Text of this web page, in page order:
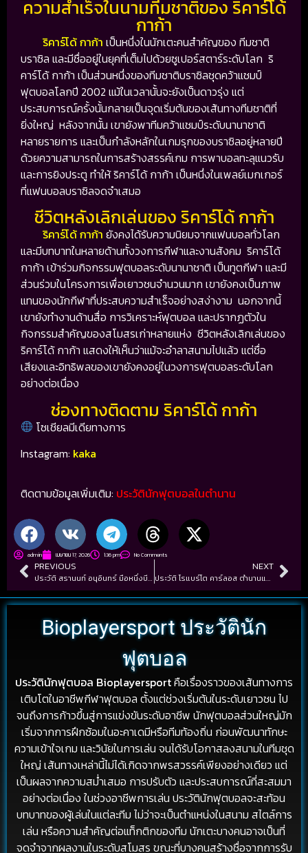
ความสำเร็จในนามทีมชาติของ ริคาร์โด้
กาก้า
ริคาร์โด้ กาก้า เป็นหนึ่งในนักเตะคนสำคัญของ ทีมชาติ
บราซิล และมีชื่ออยู่ในยุคที่เต็มไปด้วยซูเปอร์สตาร์ระดับโลก ริ
คาร์โด้ กาก้า เป็นส่วนหนึ่งของทีมชาติบราซิลชุดคว้าแชมป์
ฟุตบอลโลกปี 2002 แม้ในเวลานั้นจะยังเป็นดาวรุ่ง แต่
ประสบการณ์ครั้งนั้นกลายเป็นจุดเริ่มต้นของเส้นทางทีมชาติที่
ยิ่งใหญ่ หลังจากนั้น เขายังพาทีมคว้าแชมป์ระดับนานาชาติ
หลายรายการ และเป็นกำลังหลักในเกมรุกของบราซิลอยู่หลายปี
ด้วยความสามารถในการสร้างสรรค์เกม การพาบอลทะลุแนวรับ
และการยิงประตู ทำให้ ริคาร์โด้ กาก้า เป็นหนึ่งในเพลย์เมกเกอร์
ที่แฟนบอลบราซิลจดจำเสมอ
ชีวิตหลังเลิกเล่นของ ริคาร์โด้ กาก้า
ริคาร์โด้ กาก้า ยังคงได้รับความนิยมจากแฟนบอลทั่วโลก
และมีบทบาทในหลายด้านทั้งวงการกีฬาและงานสังคม ริคาร์โด้
กาก้า เข้าร่วมกิจกรรมฟุตบอลระดับนานาชาติ เป็นทูตกีฬา และมี
ส่วนร่วมในโครงการเพื่อเยาวชนจำนวนมาก เขายังคงเป็นภาพ
แทนของนักกีฬาที่ประสบความสำเร็จอย่างสง่างาม นอกจากนี้
เขายังทำงานด้านสื่อ การวิเคราะห์ฟุตบอล และปรากฏตัวใน
กิจกรรมสำคัญของสโมสรเก่าหลายแห่ง ชีวิตหลังเลิกเล่นของ
ริคาร์โด้ กาก้า แสดงให้เห็นว่าแม้จะอำลาสนามไปแล้ว แต่ชื่อ
เสียงและอิทธิพลของเขายังคงอยู่ในวงการฟุตบอลระดับโลก
อย่างต่อเนื่อง
ช่องทางติดตาม ริคาร์โด้ กาก้า
โซเชียลมีเดียทางการ
Instagram: kaka
ติดตามข้อมูลเพิ่มเติม: ประวัตินักฟุตบอลในตำนาน
admin เมษายน 17, 2026 1:36 pm No Comments
PREVIOUS
ประวัติ สรานนท์ อนุอินทร์ มือหนึ่งบีจี ปทุม ยูไนเต็ด
NEXT
ประวัติ โรแบร์โต คาร์ลอส ตำนานแบ็กซ้ายทีมบราซิล
Bioplayersport ประวัตินัก
ฟุตบอล
ประวัตินักฟุตบอล Bioplayersportคือเรื่องราวของเส้นทางการ
เติบโตในอาชีพกีฬาฟุตบอล ตั้งแต่ช่วงเริ่มต้นในระดับเยาวชน ไป
จนถึงการก้าวขึ้นสู่การแข่งขันระดับอาชีพ นักฟุตบอลส่วนใหญ่มัก
เริ่มจากการฝึกซ้อมในอะคาเดมีหรือทีมท้องถิ่น ก่อนพัฒนาทักษะ
ความเข้าใจเกม และวินัยในการเล่น จนได้รับโอกาสลงสนามในทีมชุด
ใหญ่ เส้นทางเหล่านี้ไม่ได้เกิดจากพรสวรรค์เพียงอย่างเดียว แต่
เป็นผลจากความสม่ำเสมอ การปรับตัว และประสบการณ์ที่สะสมมา
อย่างต่อเนื่อง ในช่วงอาชีพการเล่น ประวัตินักฟุตบอลจะสะท้อน
บทบาทของผู้เล่นในแต่ละทีม ไม่ว่าจะเป็นตำแหน่งในสนาม สไตล์การ
เล่น หรือความสำคัญต่อแท็กติกของทีม นักเตะบางคนอาจเป็นที่
จดจำจากผลงานในระดับสโมสร ขณะที่บางคนสร้างชื่อจากการรับ